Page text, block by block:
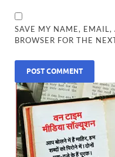
SAVE MY NAME,
BROWSER FOR THE